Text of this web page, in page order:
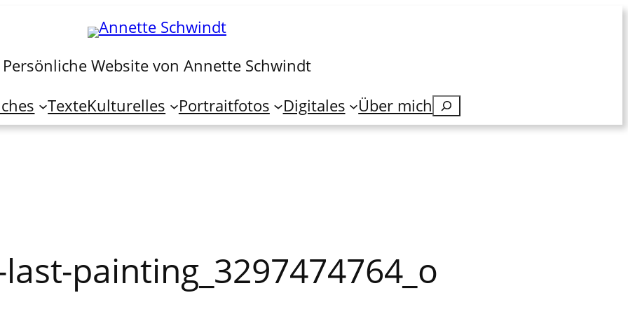
Persönliche Website von Annette Schwindt
TexteKulturelles Portraitfotos Digitales Über mich Suchen
painting_3297474764_o